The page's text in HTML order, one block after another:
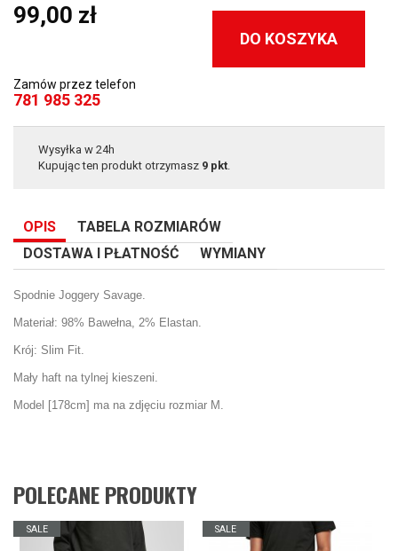
99,00 zł
DO KOSZYKA
Zamów przez telefon
781 985 325
Wysyłka w 24h
Kupując ten produkt otrzymasz 9 pkt.
OPIS
TABELA ROZMIARÓW
DOSTAWA I PŁATNOŚĆ
WYMIANY
Spodnie Joggery Savage.
Materiał: 98% Bawełna, 2% Elastan.
Krój: Slim Fit.
Mały haft na tylnej kieszeni.
Model [178cm] ma na zdjęciu rozmiar M.
POLECANE PRODUKTY
SALE SALE